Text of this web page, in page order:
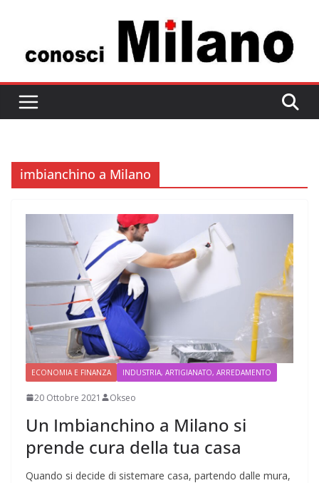
contenuto
imbianchino a Milano
ECONOMIA E FINANZA INDUSTRIA, ARTIGIANATO, ARREDAMENTO
20 Ottobre 2021 Okseo
Un Imbianchino a Milano si
prende cura della tua casa
Quando si decide di sistemare casa, partendo dalle mura,